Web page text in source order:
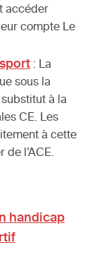
accéder
compte Le
: La
sous la
à la
CE. Les
à cette
l’ACE.
handicap